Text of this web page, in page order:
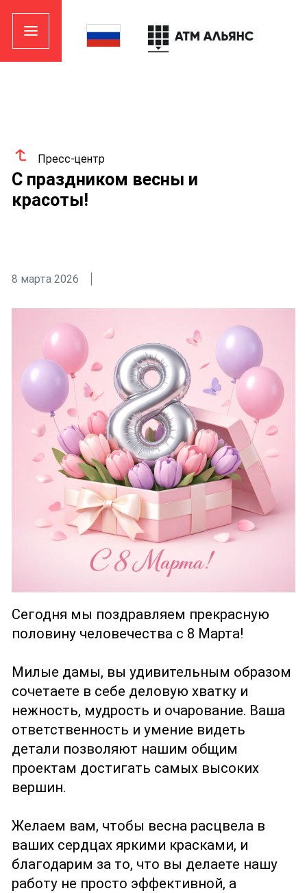
Пресс-центр
С праздником весны и
красоты!
8 марта 2026
Сегодня мы поздравляем прекрасную
половину человечества с 8 Марта!
Милые дамы, вы удивительным образом
сочетаете в себе деловую хватку и
нежность, мудрость и очарование. Ваша
ответственность и умение видеть
детали позволяют нашим общим
проектам достигать самых высоких
вершин.
Желаем вам, чтобы весна расцвела в
ваших сердцах яркими красками, и
благодарим за то, что вы делаете нашу
работу не просто эффективной, а